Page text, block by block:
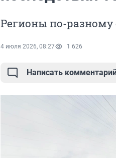
Регионы по-разному
4 июля 2026, 08:27 1 626
Написать